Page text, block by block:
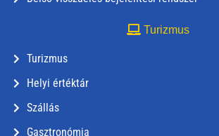
Turizmus
Turizmus
Helyi értéktár
Szállás
Gasztronómia